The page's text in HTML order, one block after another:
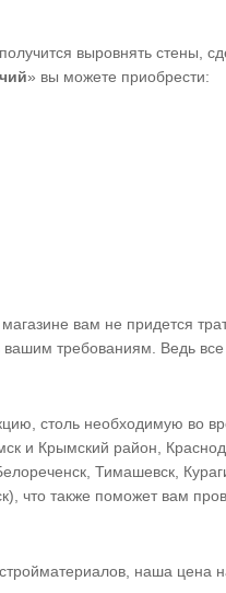
выровнять стены,
» вы можете приобрести:
вам не придется
вашим требованиям. Ведь
столь необходимую во
и Крымский район,
Тимашевск,
что также поможет вам
наша цена